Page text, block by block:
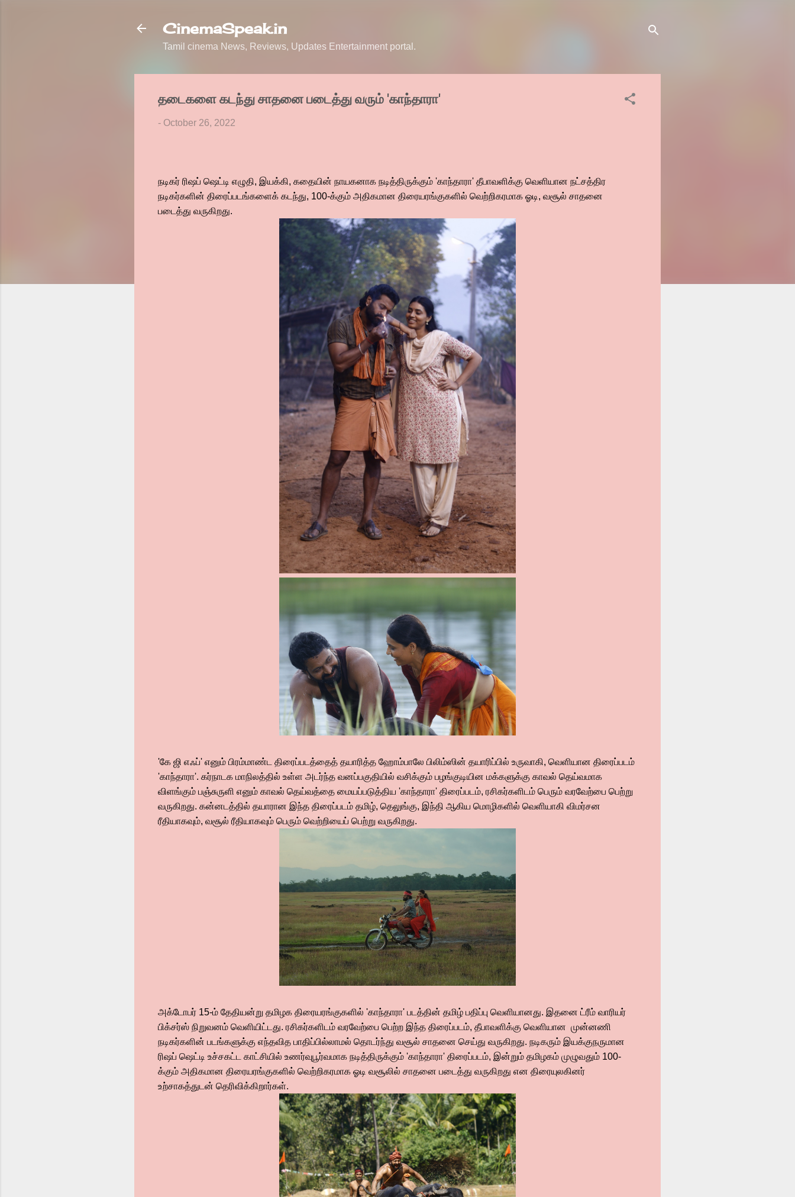
CinemaSpeak.in
Tamil cinema News, Reviews, Updates Entertainment portal.
தடைகளை கடந்து சாதனை படைத்து வரும் 'காந்தாரா'
- October 26, 2022
நடிகர் ரிஷப் ஷெட்டி எழுதி, இயக்கி, கதையின் நாயகனாக நடித்திருக்கும் 'காந்தாரா' தீபாவளிக்கு வெளியான நட்சத்திர
நடிகர்களின் திரைப்படங்களைக் கடந்து, 100-க்கும் அதிகமான திரையரங்குகளில் வெற்றிகரமாக ஓடி, வசூல் சாதனை
படைத்து வருகிறது.
'கே ஜி எஃப்' எனும் பிரம்மாண்ட திரைப்படத்தைத் தயாரித்த ஹோம்பாலே பிலிம்ஸின் தயாரிப்பில் உருவாகி, வெளியான திரைப்படம்
'காந்தாரா'. கர்நாடக மாநிலத்தில் உள்ள அடர்ந்த வனப்பகுதியில் வசிக்கும் பழங்குடியின மக்களுக்கு காவல் தெய்வமாக
விளங்கும் பஞ்சுருளி எனும் காவல் தெய்வத்தை மையப்படுத்திய 'காந்தாரா' திரைப்படம், ரசிகர்களிடம் பெரும் வரவேற்பை பெற்று
வருகிறது. கன்னடத்தில் தயாரான இந்த திரைப்படம் தமிழ், தெலுங்கு, இந்தி ஆகிய மொழிகளில் வெளியாகி விமர்சன
ரீதியாகவும், வசூல் ரீதியாகவும் பெரும் வெற்றியைப் பெற்று வருகிறது.
அக்டோபர் 15-ம் தேதியன்று தமிழக திரையரங்குகளில் 'காந்தாரா' படத்தின் தமிழ் பதிப்பு வெளியானது. இதனை ட்ரீம் வாரியர்
பிக்சர்ஸ் நிறுவனம் வெளியிட்டது. ரசிகர்களிடம் வரவேற்பை பெற்ற இந்த திரைப்படம், தீபாவளிக்கு வெளியான முன்னணி
நடிகர்களின் படங்களுக்கு எந்தவித பாதிப்பில்லாமல் தொடர்ந்து வசூல் சாதனை செய்து வருகிறது. நடிகரும் இயக்குநருமான
ரிஷப் ஷெட்டி உச்சகட்ட காட்சியில் உணர்வுபூர்வமாக நடித்திருக்கும் 'காந்தாரா' திரைப்படம், இன்றும் தமிழகம் முழுவதும் 100-
க்கும் அதிகமான திரையரங்குகளில் வெற்றிகரமாக ஓடி வசூலில் சாதனை படைத்து வருகிறது என திரையுலகினர்
உற்சாகத்துடன் தெரிவிக்கிறார்கள்.